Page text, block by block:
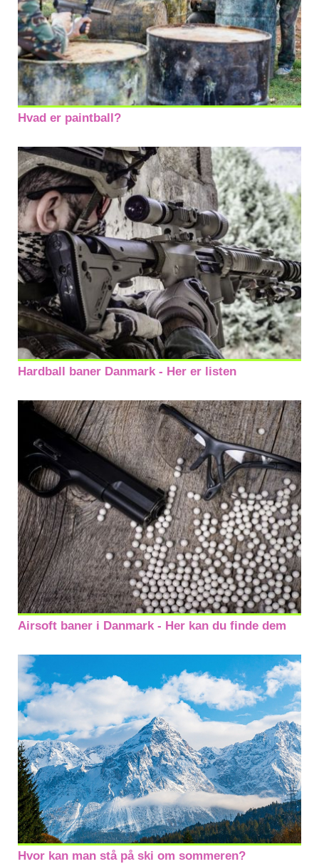
Hvad er paintball?
Hardball baner Danmark - Her er listen
Airsoft baner i Danmark - Her kan du finde dem
Hvor kan man stå på ski om sommeren?